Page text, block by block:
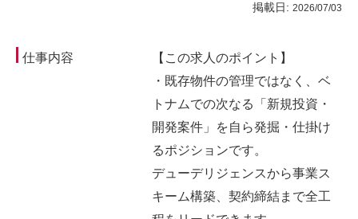
掲載日: 2026/07/03
仕事内容
【この求人のポイント】
・既存物件の管理ではなく、ベ
トナムでの次なる「新規投資・
開発案件」を自ら発掘・仕掛け
るポジションです。
デューデリジェンスから事業ス
キーム構築、契約締結まで全工